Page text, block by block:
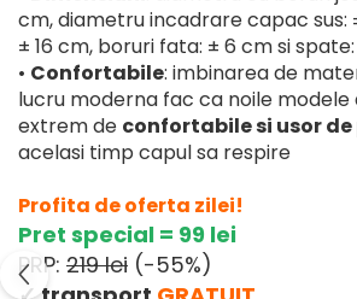
cm, diametru incadrare capac sus:
± 16 cm, boruri fata: ± 6 cm si
• Confortabile: imbinarea de
lucru moderna fac ca noile modele
extrem de confortabile si usor
acelasi timp capul sa respire
Profita de oferta zilei!
Pret special = 99 lei
PRP: 219 lei (-55%)